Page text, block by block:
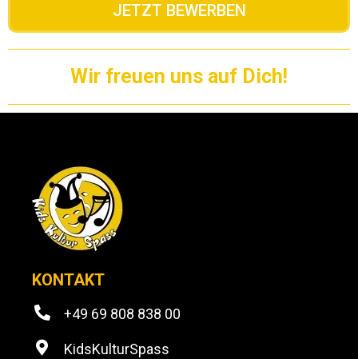
JETZT BEWERBEN
Wir freuen uns auf Dich!
KONTAKT
+49 69 808 838 00
KidsKulturSpass